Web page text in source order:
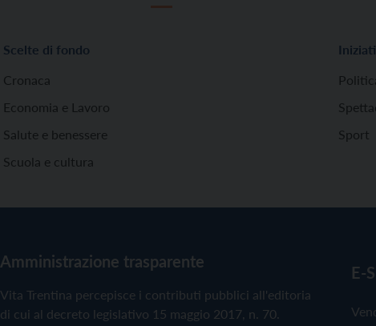
Scelte di fondo
Cronaca
Economia e Lavoro
Salute e benessere
Scuola e cultura
Sport
Amministrazione trasparente
Vita Trentina percepisce i contributi pubblici all'editoria
di cui al decreto legislativo 15 maggio 2017, n. 70.
E-